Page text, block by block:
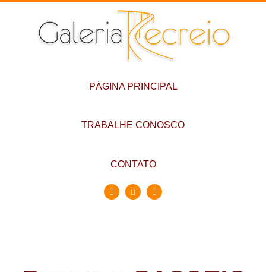
PÁGINA PRINCIPAL
TRABALHE CONOSCO
CONTATO